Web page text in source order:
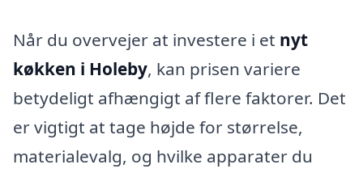
Når du overvejer at investere i et nyt
køkken i Holeby, kan prisen variere
betydeligt afhængigt af flere faktorer. Det
er vigtigt at tage højde for størrelse,
materialevalg, og hvilke apparater du